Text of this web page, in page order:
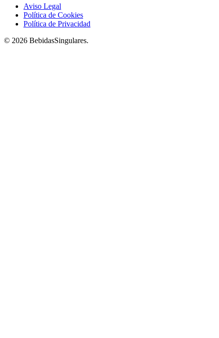
Aviso Legal
Política de Cookies
Política de Privacidad
© 2026 BebidasSingulares.